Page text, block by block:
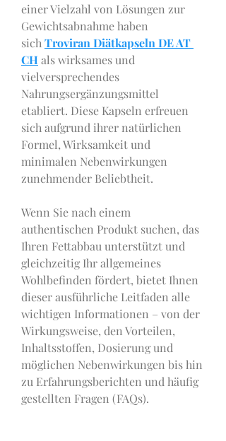
einer Vielzahl von Lösungen zur
Gewichtsabnahme haben
sich Troviran Diätkapseln DE AT
CH als wirksames und
vielversprechendes
Nahrungsergänzungsmittel
etabliert. Diese Kapseln erfreuen
sich aufgrund ihrer natürlichen
Formel, Wirksamkeit und
minimalen Nebenwirkungen
zunehmender Beliebtheit.
Wenn Sie nach einem
authentischen Produkt suchen, das
Ihren Fettabbau unterstützt und
gleichzeitig Ihr allgemeines
Wohlbefinden fördert, bietet Ihnen
dieser ausführliche Leitfaden alle
wichtigen Informationen – von der
Wirkungsweise, den Vorteilen,
Inhaltsstoffen, Dosierung und
möglichen Nebenwirkungen bis hin
zu Erfahrungsberichten und häufig
gestellten Fragen (FAQs).